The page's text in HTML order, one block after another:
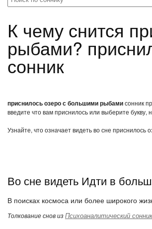
К чему снится приснилось озеро с большими
рыбами?
сонник
приснилось озеро с большими рыбамисонник
введите что вам приснилось или выберите букву,
Узнайте, что означает видеть во сне
Во сне видеть Идти в
В поисках космоса или более широкого
Толкование снов изПсихоаналитический сонник